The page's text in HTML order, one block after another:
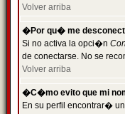
Volver arriba
�Por qu� me
Si no activa la opci�n
de conectarse. No se
Volver arriba
�C�mo evito que mi
En su perfil encontrar�